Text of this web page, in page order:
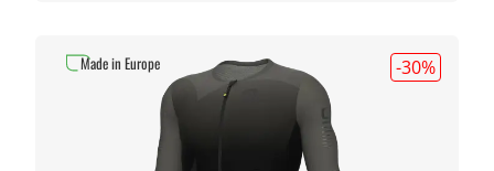
-30%
Made in Europe